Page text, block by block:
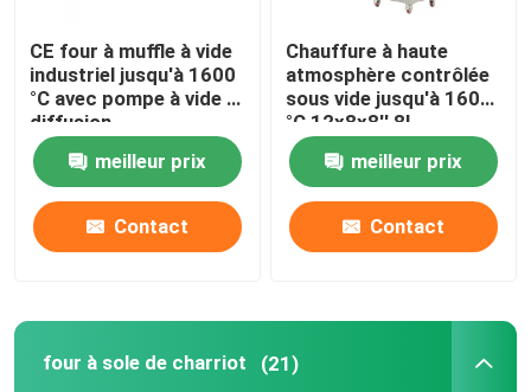
CE four à muffle à vide
industriel jusqu'à 1600
°C avec pompe à vide à
diffusion
meilleur prix
Contact
Chauffure à haute
atmosphère contrôlée
sous vide jusqu'à 1600
°C 12x8x8′′ 8L
meilleur prix
Contact
four à sole de charriot (21)